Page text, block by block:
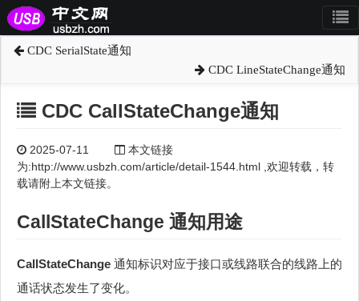
CDC SerialState通知
CDC LineStateChange通知
CDC CallStateChange通知
2025-07-11
本文链接
为:http://www.usbzh.com/article/detail-1544.html ,欢迎转载，转
载请附上本文链接。
CallStateChange 通知用途
CallStateChange 通知标识对应于接口或线路联合的线路上的
通话状态发生了变化。